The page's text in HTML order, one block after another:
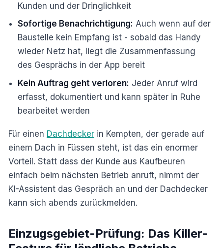
Kunden und der Dringlichkeit
Sofortige Benachrichtigung: Auch wenn auf der
Baustelle kein Empfang ist - sobald das Handy
wieder Netz hat, liegt die Zusammenfassung
des Gesprächs in der App bereit
Kein Auftrag geht verloren: Jeder Anruf wird
erfasst, dokumentiert und kann später in Ruhe
bearbeitet werden
Für einen Dachdecker in Kempten, der gerade auf
einem Dach in Füssen steht, ist das ein enormer
Vorteil. Statt dass der Kunde aus Kaufbeuren
einfach beim nächsten Betrieb anruft, nimmt der
KI-Assistent das Gespräch an und der Dachdecker
kann sich abends zurückmelden.
Einzugsgebiet-Prüfung: Das Killer-